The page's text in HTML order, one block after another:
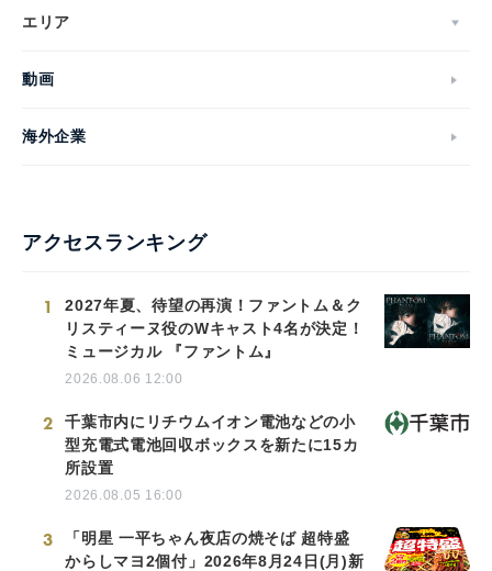
エリア
動画
海外企業
アクセスランキング
1
2027年夏、待望の再演！ファントム＆ク
リスティーヌ役のWキャスト4名が決定！
ミュージカル 『ファントム』
2026.08.06 12:00
2
千葉市内にリチウムイオン電池などの小
型充電式電池回収ボックスを新たに15カ
所設置
2026.08.05 16:00
3
「明星 一平ちゃん夜店の焼そば 超特盛
からしマヨ2個付」2026年8月24日(月)新